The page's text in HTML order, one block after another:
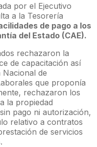
por el Ejecutivo
a la Tesorería
de pago a los
del Estado (CAE).
rechazaron la
de capacitación así
Nacional de
que proponía
rechazaron los
la propiedad
pago ni autorización,
relativo a contratos
de servicios